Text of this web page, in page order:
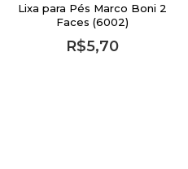
Lixa para Pés Marco Boni 2
Faces (6002)
R$5,70